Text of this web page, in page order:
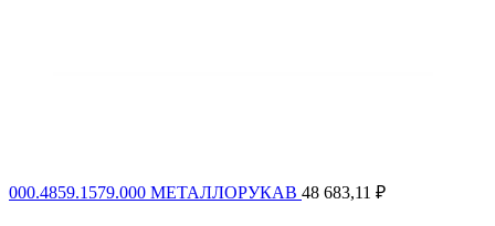
000.4859.1579.000 МЕТАЛЛОРУКАВ 48 683,11 ₽